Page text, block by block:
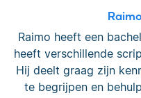
Raimo heeft een
heeft verschillende
Hij deelt graag zijn
te begrijpen en